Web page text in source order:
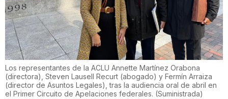
Los representantes de la ACLU Annette Martínez Orabona
(directora), Steven Lausell Recurt (abogado) y Fermín Arraiza
(director de Asuntos Legales), tras la audiencia oral de abril en
el Primer Circuito de Apelaciones federales. (Suministrada)